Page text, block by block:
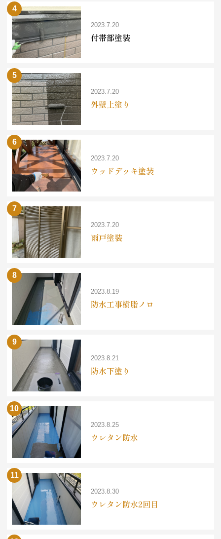
2023.7.20
付帯部塗装
2023.7.20
外壁上塗り
2023.7.20
ウッドデッキ塗装
2023.7.20
雨戸塗装
2023.8.19
防水工事樹脂ノロ
2023.8.21
防水下塗り
2023.8.25
ウレタン防水
2023.8.30
ウレタン防水2回目